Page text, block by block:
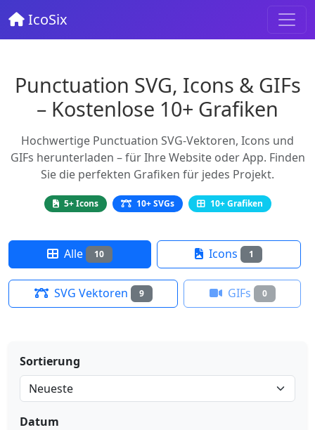
IcoSix
Punctuation SVG, Icons & GIFs
– Kostenlose 10+ Grafiken
Hochwertige Punctuation SVG-Vektoren, Icons und
GIFs herunterladen – für Ihre Website oder App. Finden
Sie die perfekten Grafiken für jedes Projekt.
5+ Icons 10+ SVGs 10+ Grafiken
Alle 10 Icons 1
SVG Vektoren 9 GIFs 0
Sortierung
Datum